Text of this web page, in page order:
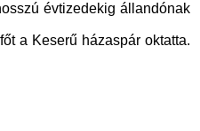
évtizedekig állandónak
a Keserű házaspár oktatta.